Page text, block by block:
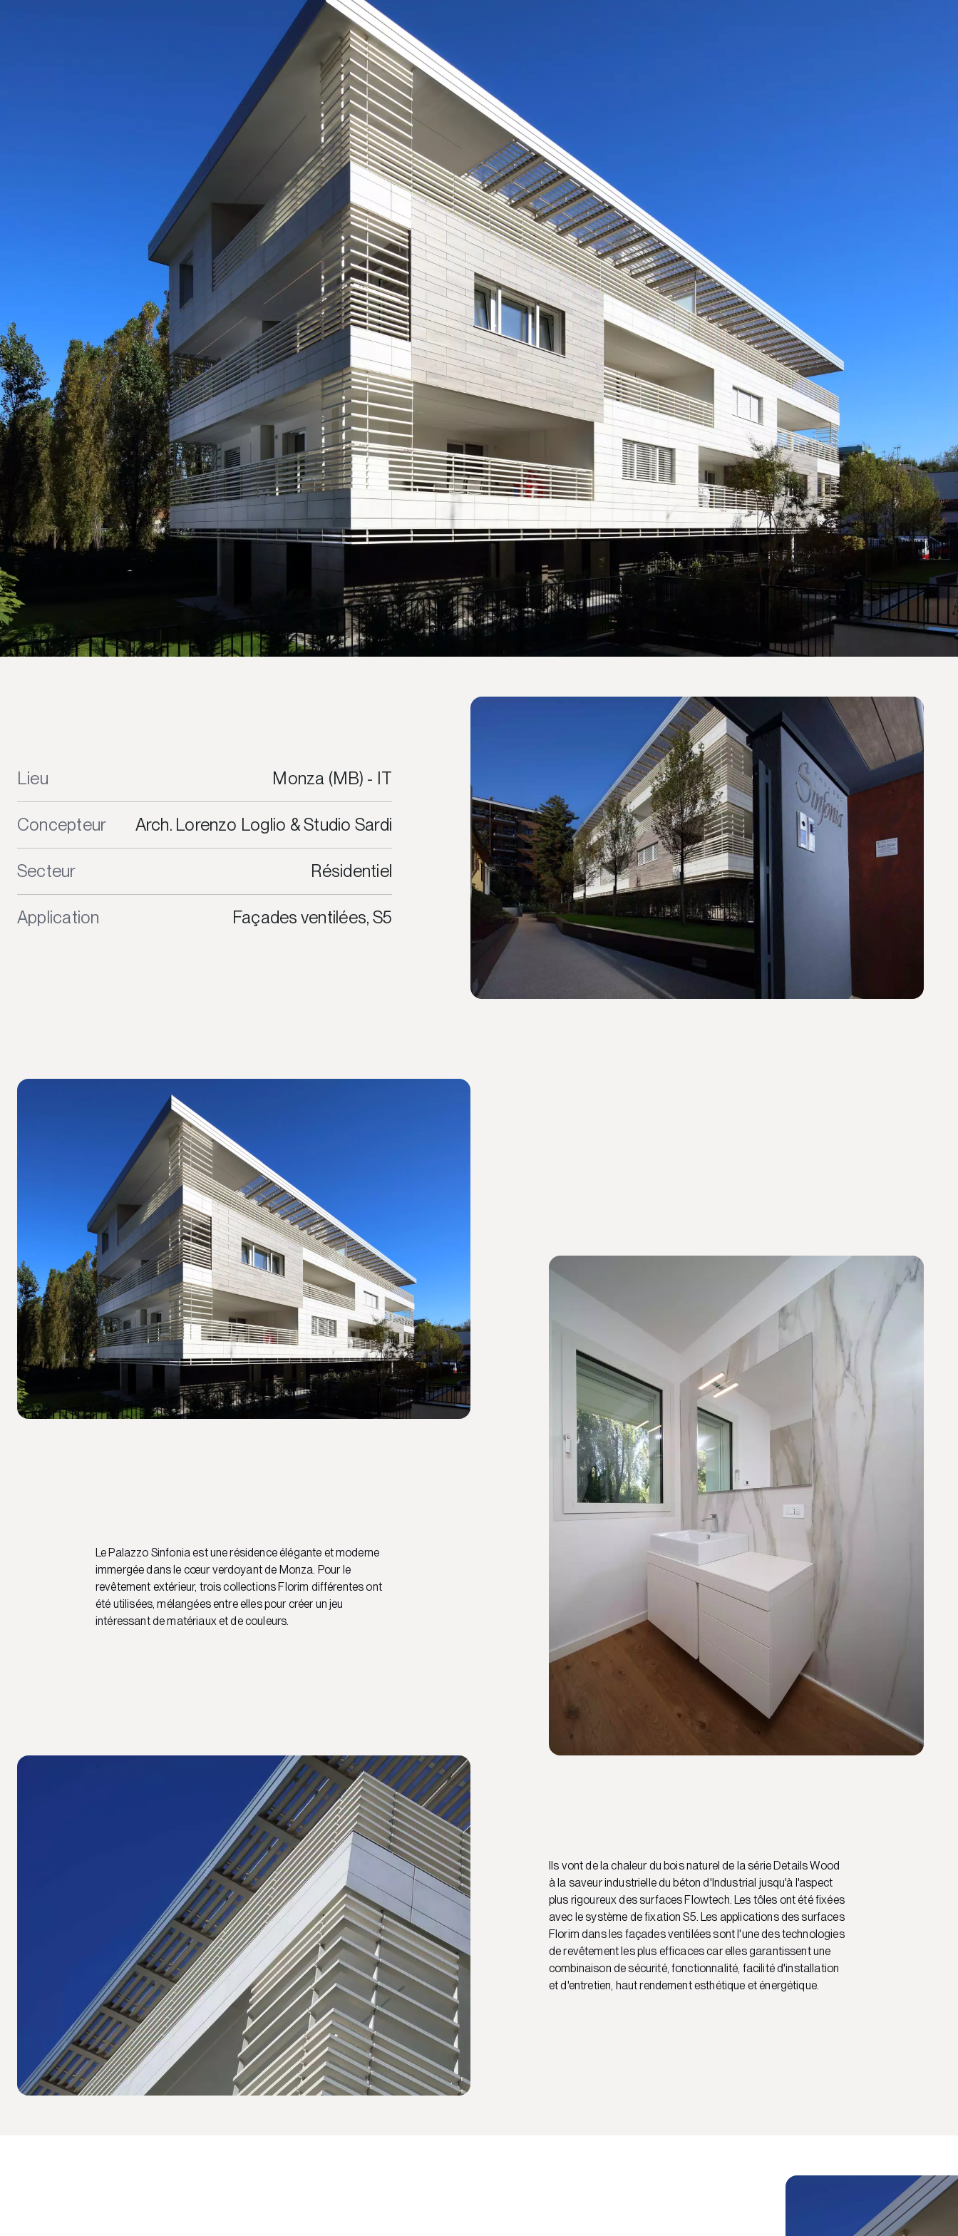
Lieu Monza (MB) - IT
Concepteur Arch. Lorenzo Loglio & Studio Sardi
Secteur Résidentiel
Application Façades ventilées, S5
Le Palazzo Sinfonia est une résidence élégante et moderne
immergée dans le cœur verdoyant de Monza. Pour le
revêtement extérieur, trois collections Florim différentes ont
été utilisées, mélangées entre elles pour créer un jeu
intéressant de matériaux et de couleurs.
Ils vont de la chaleur du bois naturel de la série Details Wood
à la saveur industrielle du béton d'Industrial jusqu'à l'aspect
plus rigoureux des surfaces Flowtech. Les tôles ont été fixées
avec le système de fixation S5. Les applications des surfaces
Florim dans les façades ventilées sont l'une des technologies
de revêtement les plus efficaces car elles garantissent une
combinaison de sécurité, fonctionnalité, facilité d'installation
et d'entretien, haut rendement esthétique et énergétique.